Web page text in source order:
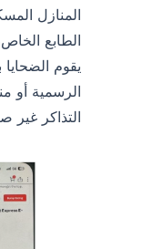
المنازل
الطابع
يقوم
الرسمية أو
التذاكر غير